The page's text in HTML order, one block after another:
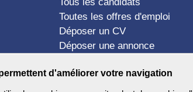
d'améliorer votre navigation
Tous les candidats
Toutes les offres d'emploi
Déposer un CV
Déposer une annonce